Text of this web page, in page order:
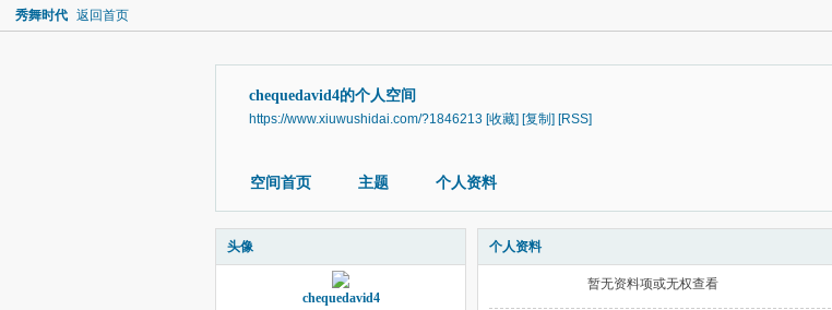
秀舞时代 返回首页
chequedavid4的个人空间
https://www.xiuwushidai.com/?1846213 [收藏] [复制] [RSS]
空间首页 主题 个人资料
头像
chequedavid4
个人资料
暂无资料项或无权查看